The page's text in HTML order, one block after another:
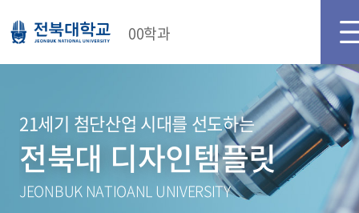
00학과
21세기 첨단산업 시대를 선도하는
전북대 디자인템플릿
JEONBUK NATIOANL UNIVERSITY